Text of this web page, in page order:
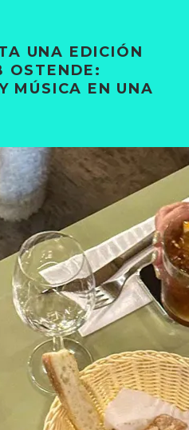
UNA EDICIÓN
OSTENDE:
MÚSICA EN UNA